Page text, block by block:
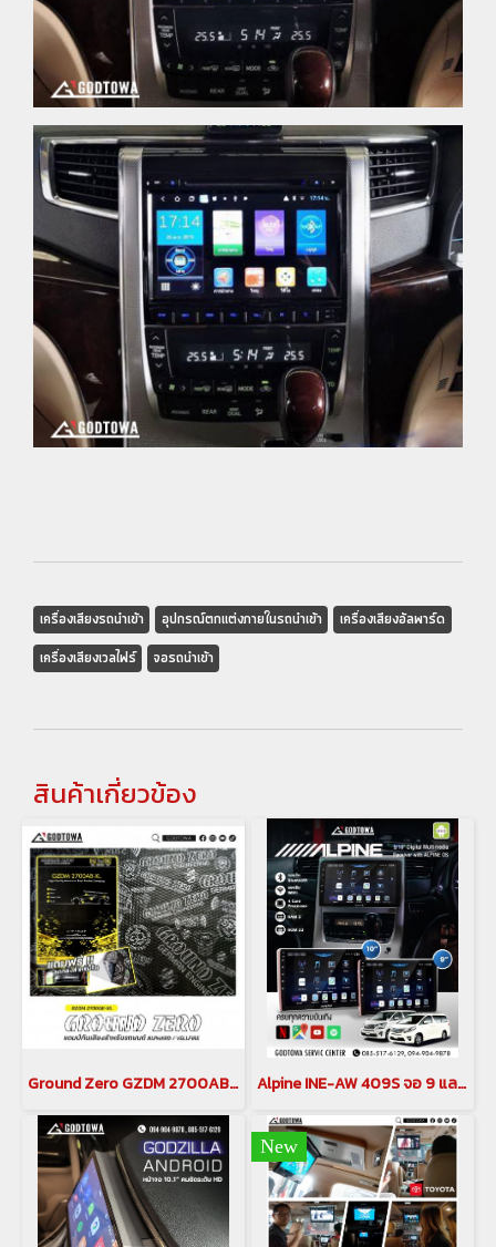
เครื่องเสียงรถนำเข้า อุปกรณ์ตกเเต่งภายในรถนำเข้า
เครื่องเสียงอัลพาร์ด
เครื่องเสียงเวลไฟร์
จอรถนำเข้า
สินค้าเกี่ยวข้อง
Ground Zero GZDM 2700AB-XL แดมป์กันเสียงสำหรับรถยนต์ ALPHARD / VELLFIRE แผ่นซับเสียงติดรถยนต์อัลพาร์ด เวลไฟร์ Alpine INE-AW 409S จอ 9 และ10 นิ้ว จอแอนดรอยด์สำหรับรถยนต์ ALPHARD / VELLFIRE 20 รุ่นปี 2008-2014
New